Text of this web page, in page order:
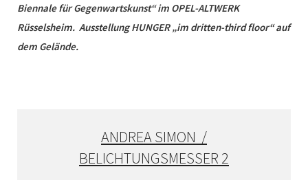
Biennale für Gegenwartskunst“ im OPEL-ALTWERK
Rüsselsheim. Ausstellung HUNGER „im dritten-third floor“ auf
dem Gelände.
ANDREA SIMON /
BELICHTUNGSMESSER 2